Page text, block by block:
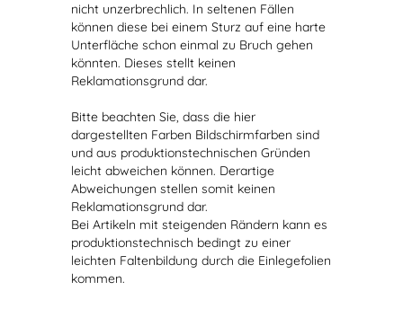
nicht unzerbrechlich. In seltenen Fällen
können diese bei einem Sturz auf eine harte
Unterfläche schon einmal zu Bruch gehen
könnten. Dieses stellt keinen
Reklamationsgrund dar.
Bitte beachten Sie, dass die hier
dargestellten Farben Bildschirmfarben sind
und aus produktionstechnischen Gründen
leicht abweichen können. Derartige
Abweichungen stellen somit keinen
Reklamationsgrund dar.
Bei Artikeln mit steigenden Rändern kann es
produktionstechnisch bedingt zu einer
leichten Faltenbildung durch die Einlegefolien
kommen.